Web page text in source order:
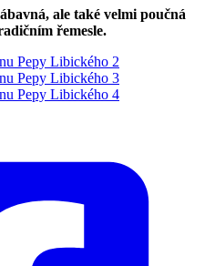
ale také velmi poučná
řemesle.